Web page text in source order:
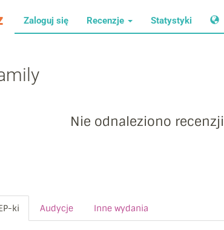
Zaloguj się Recenzje Statystyki
Nie odnaleziono recenzji
ki Audycje Inne wydania